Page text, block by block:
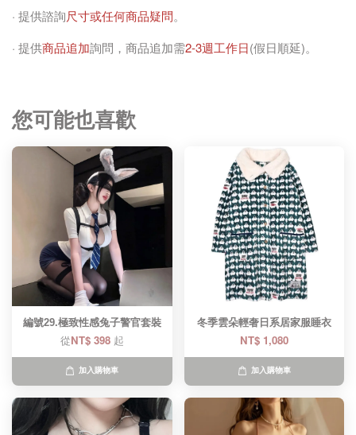
· 提供諮詢尺寸或任何商品疑問。
· 提供商品追加詢問，商品追加需2-3週工作日(假日順延)。
您可能也喜歡
編號29.極致性感兔子警官套裝
從NT$ 398 起
加入購物車
冬季雲朵輕奢日系居家服睡衣
NT$ 1,080
加入購物車